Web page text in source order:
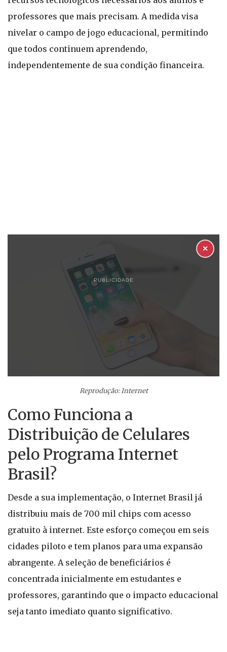
professores que mais precisam. A medida visa
nivelar o campo de jogo educacional, permitindo
que todos continuem aprendendo,
independentemente de sua condição financeira.
PUBLICIDADE
✕
Reprodução: Internet
Como Funciona a
Distribuição de Celulares
pelo Programa Internet
Brasil?
Desde a sua implementação, o Internet Brasil já
distribuiu mais de 700 mil chips com acesso
gratuito à internet. Este esforço começou em seis
cidades piloto e tem planos para uma expansão
abrangente. A seleção de beneficiários é
concentrada inicialmente em estudantes e
professores, garantindo que o impacto educacional
seja tanto imediato quanto significativo.